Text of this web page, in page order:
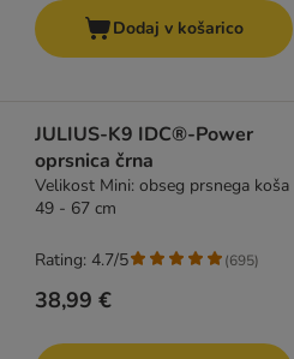
Dodaj v košarico
JULIUS-K9 IDC®-Power
oprsnica črna
Velikost Mini: obseg prsnega koša
49 - 67 cm
38,99 €
Rating: 4.7/5 (695)